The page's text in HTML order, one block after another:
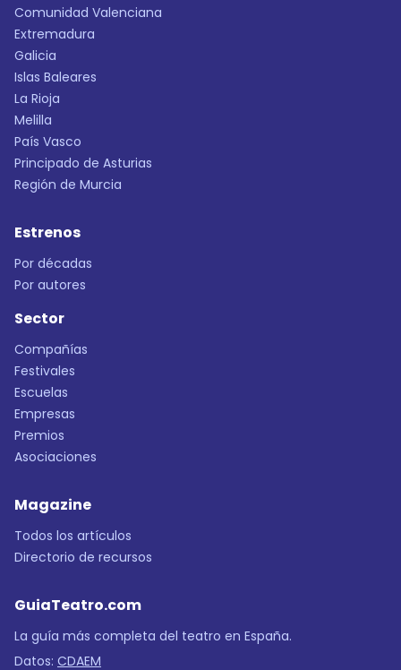
Comunidad Valenciana
Extremadura
Galicia
Islas Baleares
La Rioja
Melilla
País Vasco
Principado de Asturias
Región de Murcia
Estrenos
Por décadas
Por autores
Sector
Compañías
Festivales
Escuelas
Empresas
Premios
Asociaciones
Magazine
Todos los artículos
Directorio de recursos
GuiaTeatro.com
La guía más completa del teatro en España.
Datos: CDAEM